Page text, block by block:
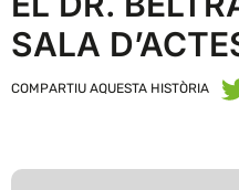
SALA
COMPARTIU AQUESTA HISTÒRIA